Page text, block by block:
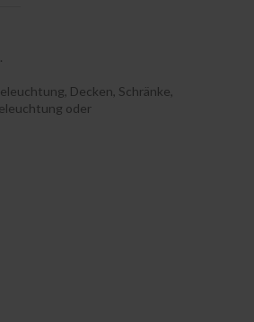
Decken, Schränke,
oder